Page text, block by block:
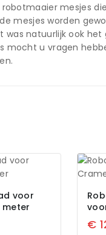
mesjes
mesjes worden
natuurlijk ook het
mocht u vragen
voor
meter
€